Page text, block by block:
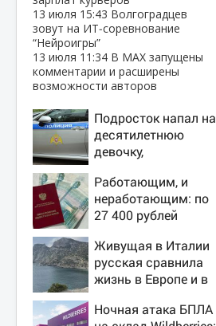
13 июля 15:43 Волгоградцев
зовут на ИТ‑соревнование
“Нейроигры”
13 июля 11:34 В МАХ запущены
комментарии и расширены
возможности авторов
Подросток напал на
десятилетнюю
девочку,
квартиру
Работающим, и
неработающим: по
27 400 рублей
в сентябре -
PrimaMedia.ru
Живущая в Италии
русская сравнила
жизнь в Европе и в
Ночная атака БПЛА